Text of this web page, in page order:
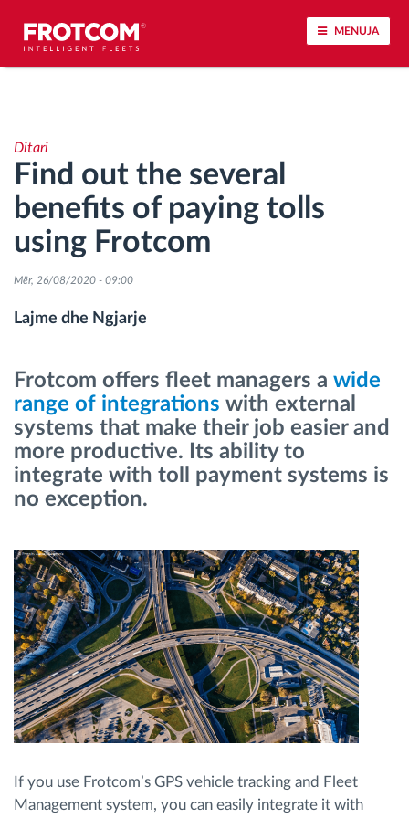
MENUJA
Analizat-e-sjelljes-te-vozitjes
Monitorimi i kohës së ngasjes
Menaxhimi i fuqisë punëtore
Shkarko tahografin nga distanca
Qasja e kontrollit
Menaxhimi i karburantit
Planifikimi dhe monitorimi rrugor
Zbuloni të gjitha tiparet
Si të zgjidhim çdo kërkëse të aktivitetit të flotës
Llogaritësi i Kursimeve
Ditari
Find out the several
benefits of paying tolls
using Frotcom
Mër, 26/08/2020 - 09:00
Lajme dhe Ngjarje
Frotcom offers fleet managers a wide
range of integrations with external
systems that make their job easier and
more productive. Its ability to
integrate with toll payment systems is
no exception.
If you use Frotcom’s GPS vehicle tracking and Fleet
Management system, you can easily integrate it with